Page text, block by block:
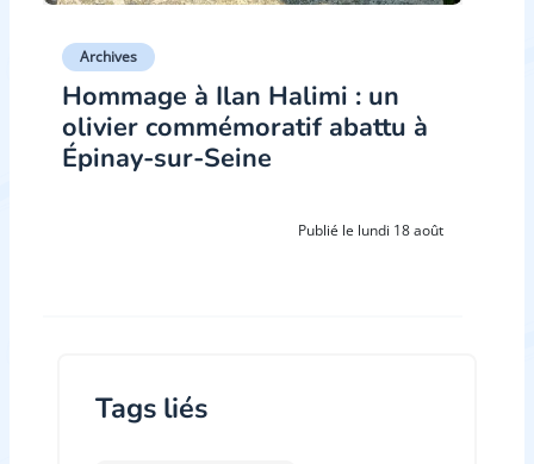
Archives
Hommage à Ilan Halimi : un
olivier commémoratif abattu à
Épinay-sur-Seine
Publié le lundi 18 août
Tags liés